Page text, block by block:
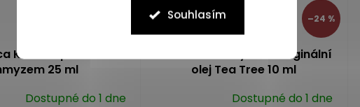
Souhlasím
Kosmín po bodnutí
25 ml
Dostupné do 1 dne
–24 %
Australian Bodycare Originální
olej Tea Tree 10 ml
Dostupné do 1 dne